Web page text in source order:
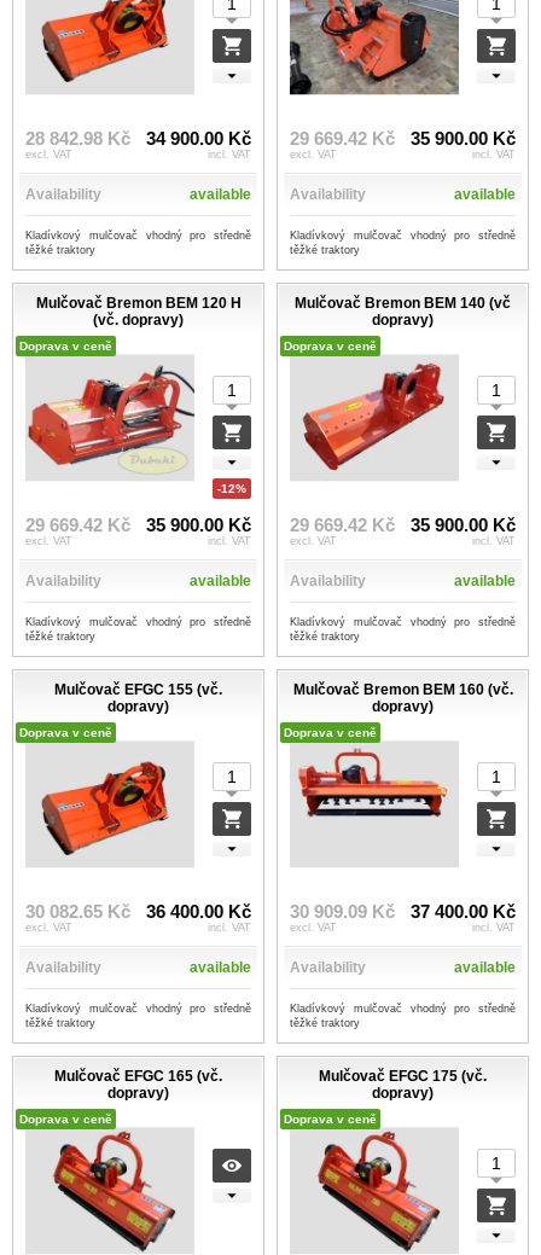
28 842.98 Kč
excl. VAT
34 900.00 Kč
incl. VAT
Availability available
Kladívkový mulčovač vhodný pro středně
těžké traktory
29 669.42 Kč
excl. VAT
35 900.00 Kč
incl. VAT
Availability available
Kladívkový mulčovač vhodný pro středně
těžké traktory
Mulčovač Bremon BEM 120 H
(vč. dopravy)
Doprava v ceně
-12%
29 669.42 Kč
excl. VAT
35 900.00 Kč
incl. VAT
Availability available
Kladívkový mulčovač vhodný pro středně
těžké traktory
Mulčovač Bremon BEM 140 (vč
dopravy)
Doprava v ceně
29 669.42 Kč
excl. VAT
35 900.00 Kč
incl. VAT
Availability available
Kladívkový mulčovač vhodný pro středně
těžké traktory
Mulčovač EFGC 155 (vč.
dopravy)
Doprava v ceně
30 082.65 Kč
excl. VAT
36 400.00 Kč
incl. VAT
Availability available
Kladívkový mulčovač vhodný pro středně
těžké traktory
Mulčovač Bremon BEM 160 (vč.
dopravy)
Doprava v ceně
30 909.09 Kč
excl. VAT
37 400.00 Kč
incl. VAT
Availability available
Kladívkový mulčovač vhodný pro středně
těžké traktory
Mulčovač EFGC 165 (vč.
dopravy)
Doprava v ceně
Mulčovač EFGC 175 (vč.
dopravy)
Doprava v ceně